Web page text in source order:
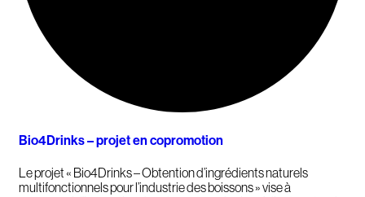
Bio4Drinks – projet en copromotion
Le projet « Bio4Drinks – Obtention d’ingrédients naturels
multifonctionnels pour l’industrie des boissons » vise à